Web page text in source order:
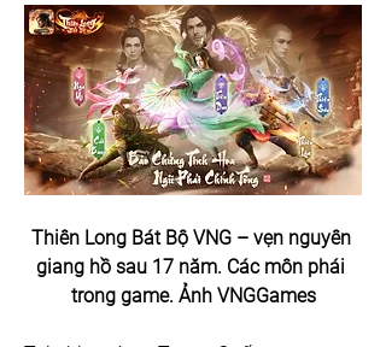
Thiên Long Bát Bộ VNG – vẹn nguyên
giang hồ sau 17 năm. Các môn phái
trong game. Ảnh VNGGames